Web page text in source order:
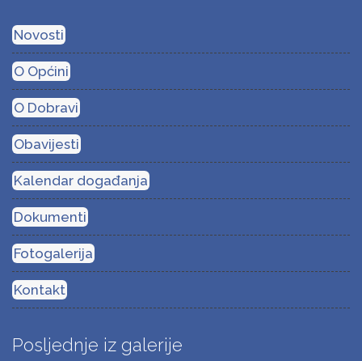
Novosti
O Općini
O Dobravi
Obavijesti
Kalendar događanja
Dokumenti
Fotogalerija
Kontakt
Posljednje iz galerije